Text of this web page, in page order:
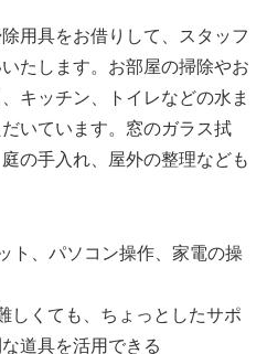
用具をお借りして、スタッフ
たします。お部屋の掃除やお
キッチン、トイレなどの水ま
いています。窓のガラス拭
の手入れ、屋外の整理なども
ト、パソコン操作、家電の操
しくても、ちょっとしたサポ
道具を活用できる